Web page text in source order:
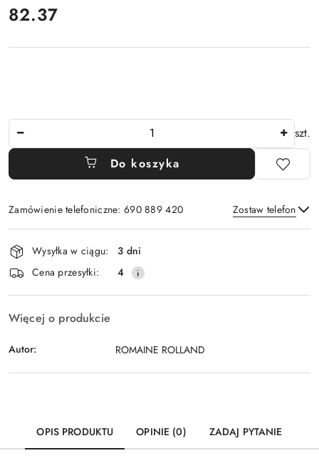
cena:
82.37
szt.
Do koszyka
Zamówienie telefoniczne: 690 889 420 Zostaw telefon
Wyślij
Dostępność
i
dostawa
Wysyłka w ciągu:
3 dni
Cena przesyłki:
4
Więcej o produkcie
Autor: ROMAINE ROLLAND
OPIS PRODUKTU OPINIE (0) ZADAJ PYTANIE